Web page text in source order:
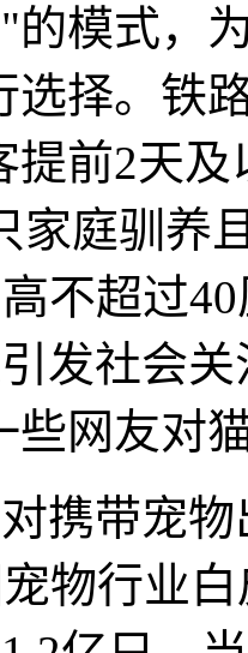
的模式，
选择。铁
提前2天
家庭驯养
不超过
发社会
些网友对
携带宠
宠物行业